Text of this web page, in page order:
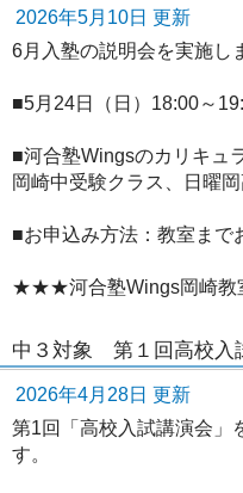
2026年5月10日 更新
6月入塾の説明会を実施し
■5月24日（日）18:00～
■河合塾Wingsのカリキュ
岡崎中受験クラス、日曜
■お申込み方法：教室まで
★★★河合塾Wings岡崎教
中３対象 第１回高校入
2026年4月28日 更新
第1回「高校入試講演会」
す。